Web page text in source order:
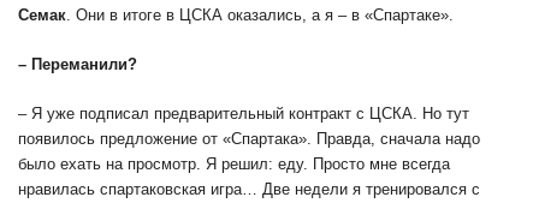
Семак . Они в итоге в ЦСКА оказались, а я – в «Спартаке».
– Переманили?
– Я уже подписал предварительный контракт с ЦСКА. Но тут
появилось предложение от «Спартака». Правда, сначала надо
было ехать на просмотр. Я решил: еду. Просто мне всегда
нравилась спартаковская игра… Две недели я тренировался с